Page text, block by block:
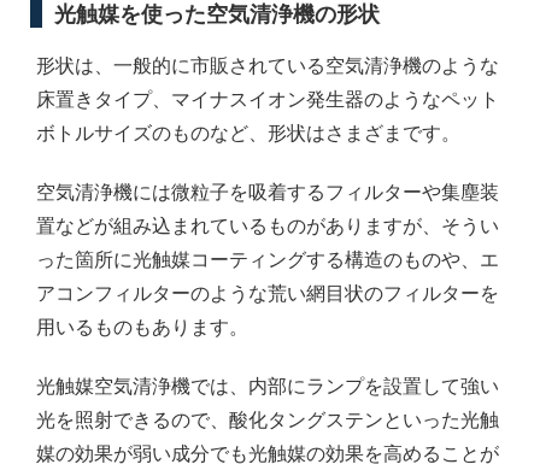
光触媒を使った空気清浄機の形状
形状は、一般的に市販されている空気清浄機のような
床置きタイプ、マイナスイオン発生器のようなペット
ボトルサイズのものなど、形状はさまざまです。
空気清浄機には微粒子を吸着するフィルターや集塵装
置などが組み込まれているものがありますが、そうい
った箇所に光触媒コーティングする構造のものや、エ
アコンフィルターのような荒い網目状のフィルターを
用いるものもあります。
光触媒空気清浄機では、内部にランプを設置して強い
光を照射できるので、酸化タングステンといった光触
媒の効果が弱い成分でも光触媒の効果を高めることが